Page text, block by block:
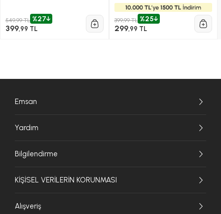
549,99 TL %27
399,99 TL
399,99 TL %25
299,99 TL
Emsan
Yardım
Bilgilendirme
KİŞİSEL VERİLERİN KORUNMASI
Alışveriş